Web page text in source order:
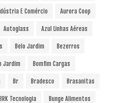
E Comércio Aurora Coop
Autoglass Azul Linhas Aéreas
Belo Jardim Bezerros
Jardim Bomfim Cargas
Br Bradesco Brasanitas
BRK Tecnologia Bunge Alimentos